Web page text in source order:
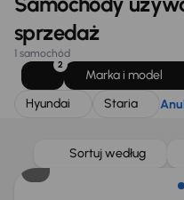
sprzedaż
1 samochód
2
Marka i model
Hyundai
Staria
Sortuj według
Taniej o 5 000 zł